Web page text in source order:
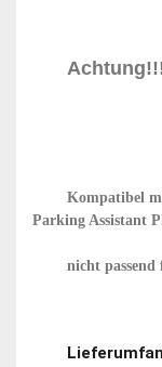
Kompatibel
Parking Assistant
nicht